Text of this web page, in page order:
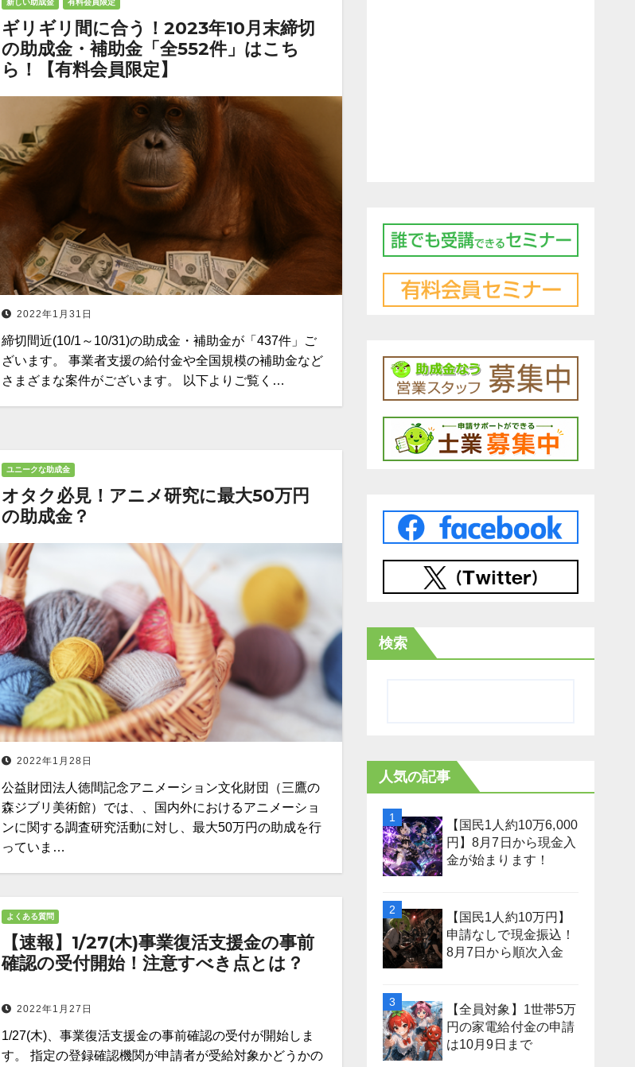
新しい助成金 有料会員限定
ギリギリ間に合う！2023年10月末締切
の助成金・補助金「全552件」はこち
ら！【有料会員限定】
2022年1月31日
締切間近(10/1～10/31)の助成金・補助金が「437件」ご
ざいます。 事業者支援の給付金や全国規模の補助金など
さまざまな案件がございます。 以下よりご覧く…
ユニークな助成金
オタク必見！アニメ研究に最大50万円
の助成金？
2022年1月28日
公益財団法人徳間記念アニメーション文化財団（三鷹の
森ジブリ美術館）では、、国内外におけるアニメーショ
ンに関する調査研究活動に対し、最大50万円の助成を行
っていま…
よくある質問
【速報】1/27(木)事業復活支援金の事前
確認の受付開始！注意すべき点とは？
2022年1月27日
1/27(木)、事業復活支援金の事前確認の受付が開始しま
す。 指定の登録確認機関が申請者が受給対象かどうかの
検索
人気の記事
【国民1人約10万6,000
円】8月7日から現金入
金が始まります！
【国民1人約10万円】
申請なしで現金振込！
8月7日から順次入金
【全員対象】1世帯5万
円の家電給付金の申請
は10月9日まで